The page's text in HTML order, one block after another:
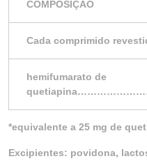
COMPOSIÇÃO
Cada comprimido
hemifumarato de
*equivalente a 25 mg de
Excipientes: povidona,